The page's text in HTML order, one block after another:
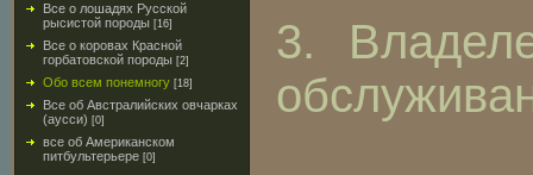
Все о лошадях Русской
рысистой породы [16]
Все о коровах Красной
горбатовской породы [2]
Обо всем понемногу [18]
Все об Австралийских овчарках
(аусси) [0]
все об Американском
питбультерьере [0]
3.